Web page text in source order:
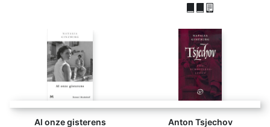
Al onze gisterens Anton Tsjechov